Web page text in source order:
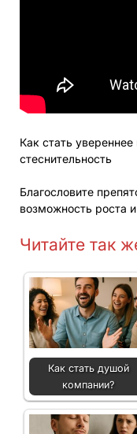
Как стать
стеснительность
Благословите
возможность роста
Читайте так
Как стать душой
компании?